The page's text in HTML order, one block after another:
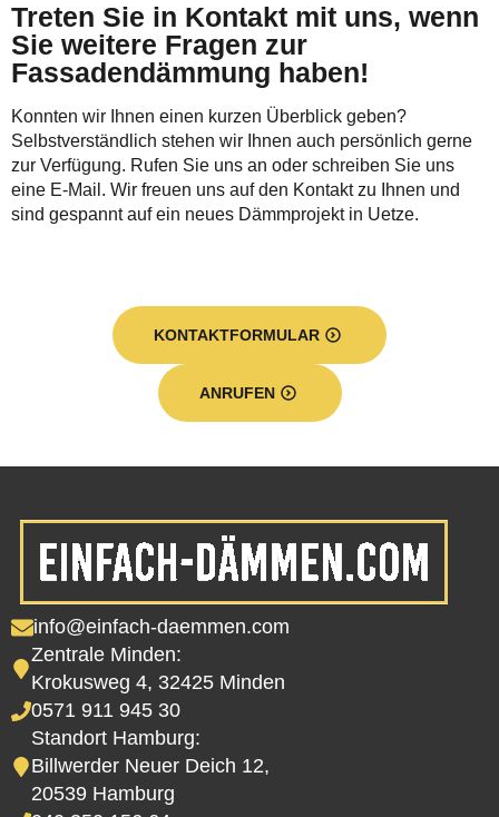
Treten Sie in Kontakt mit uns, wenn
Sie weitere Fragen zur
Fassadendämmung haben!
Konnten wir Ihnen einen kurzen Überblick geben?
Selbstverständlich stehen wir Ihnen auch persönlich gerne
zur Verfügung. Rufen Sie uns an oder schreiben Sie uns
eine E-Mail. Wir freuen uns auf den Kontakt zu Ihnen und
sind gespannt auf ein neues Dämmprojekt in Uetze.
KONTAKTFORMULAR
ANRUFEN
info@einfach-daemmen.com
Zentrale Minden:
Krokusweg 4, 32425 Minden
0571 911 945 30
Standort Hamburg:
Billwerder Neuer Deich 12,
20539 Hamburg